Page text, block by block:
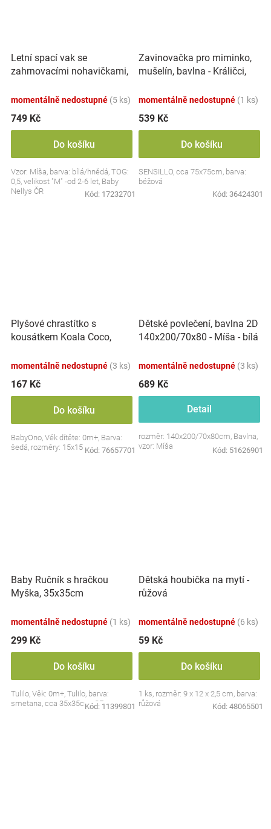
Letní spací vak se
zahrnovacími nohavičkami,
potiskem, M
momentálně nedostupné (5 ks)
749 Kč
Do košíku
Vzor: Míša, barva: bílá/hnědá, TOG:
0,5, velikost "M" -od 2-6 let, Baby
Nellys ČR
Kód: 17232701
Zavinovačka pro miminko,
mušelín, bavlna - Králičci,
momentálně nedostupné (1 ks)
539 Kč
Do košíku
SENSILLO, cca 75x75cm, barva:
béžová
Kód: 36424301
Plyšové chrastítko s
kousátkem Koala Coco,
momentálně nedostupné (3 ks)
167 Kč
Do košíku
BabyOno, Věk dítěte: 0m+, Barva:
šedá, rozměry: 15x15 cm.
Kód: 76657701
Dětské povlečení, bavlna 2D
140x200/70x80 - Míša - bílá
momentálně nedostupné (3 ks)
689 Kč
Detail
rozměr: 140x200/70x80cm, Bavlna,
vzor: Míša
Kód: 51626901
Baby Ručník s hračkou
Myška, 35x35cm
momentálně nedostupné (1 ks)
299 Kč
Do košíku
Tulilo, Věk: 0m+, Tulilo, barva:
smetana, cca 35x35cm, CE
Kód: 11399801
Dětská houbička na mytí -
růžová
momentálně nedostupné (6 ks)
59 Kč
Do košíku
1 ks, rozměr: 9 x 12 x 2,5 cm, barva:
růžová
Kód: 48065501